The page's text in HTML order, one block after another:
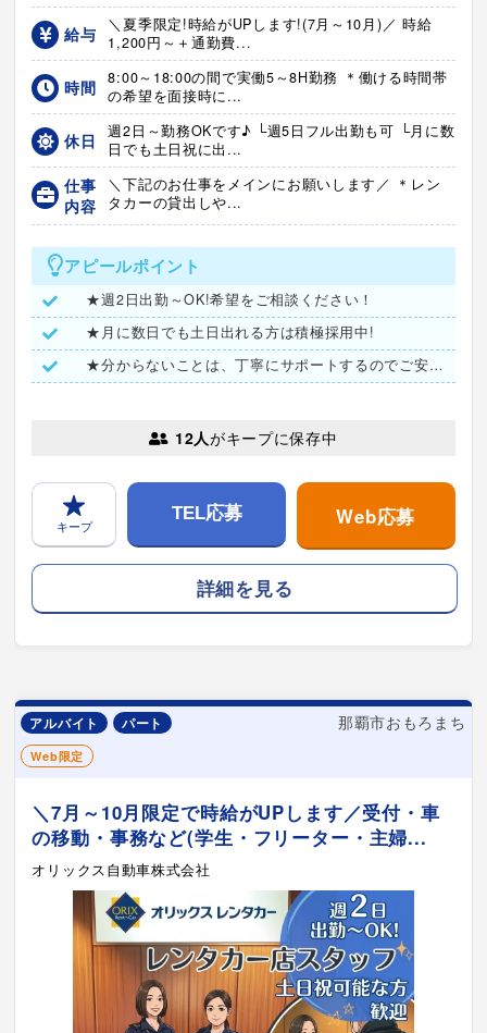
給与
＼夏季限定!時給がUPします!(7月～10月)／ 時給
1,200円～＋通勤費...
時間
8:00～18:00の間で実働5～8H勤務 ＊働ける時間帯
の希望を面接時に...
休日
週2日～勤務OKです♪ └週5日フル出勤も可 └月に数
日でも土日祝に出...
仕事
内容
＼下記のお仕事をメインにお願いします／ ＊レン
タカーの貸出しや...
アピールポイント
★週2日出勤～OK!希望をご相談ください！
★月に数日でも土日出れる方は積極採用中!
★分からないことは、丁寧にサポートするのでご安心ください♪
12人がキープに保存中
キープ
TEL応募 Web応募
詳細を見る
アルバイト パート 那覇市おもろまち
Web限定
＼7月～10月限定で時給がUPします／受付・車
の移動・事務など(学生・フリーター・主婦...
オリックス自動車株式会社